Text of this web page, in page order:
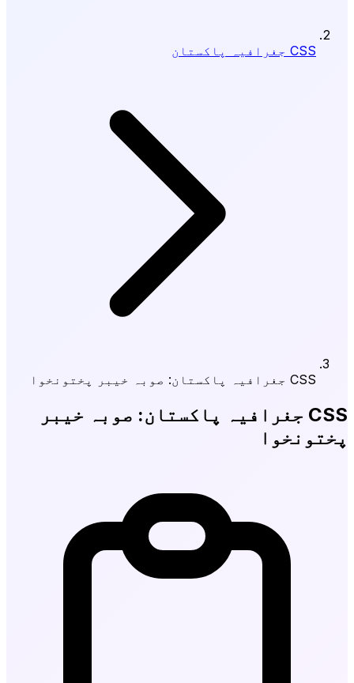
CSS جغرافیہ پاکستان
CSS جغرافیہ پاکستان: صوبہ خیبر پختونخوا
CSS جغرافیہ پاکستان: صوبہ خیبر
پختونخوا